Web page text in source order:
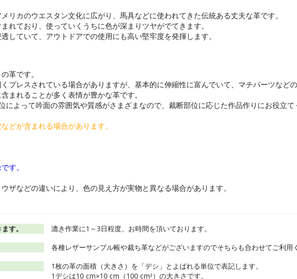
リカのウエスタン文化に広がり、馬具などに使われてきた伝統ある丈夫な革です。
れており、使っていくうちに色が深まりツヤがでてきます。
していて、アウトドアでの使用にも高い堅牢度を発揮します。
革です。
プレスされている場合がありますが、基本的に伸縮性に富んでいて、マチパーツなどの
まれることが多く表情が豊かな革です。
によって吟面の雰囲気や質感がさまざまなので、裁断部位に応じた作品作りにお役立て
どが含まれる場合があります。
す。
ザなどの違いにより、色の見え方が実物と異なる場合があります。
す。
漉き作業に1～3日程度、お時間を頂いております。
各種レザーサンプル帳や裁ち革などがございますのでそちらも合わせてご利用
1枚の革の面積（大きさ）を「デシ」とよばれる単位で表記します。
1デシは10 cm×10 cm（100 cm²）の大きさです。